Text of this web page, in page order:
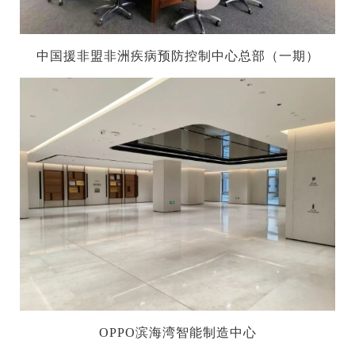
中国援非盟非洲疾病预防控制中心总部（一期）
OPPO滨海湾智能制造中心